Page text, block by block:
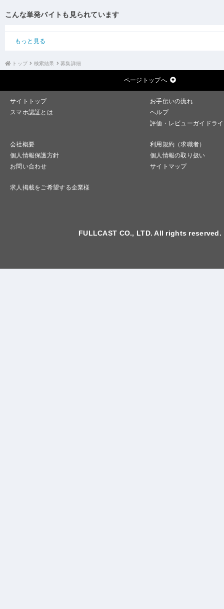
こんな単発バイトも見られています
もっと見る
トップ 検索結果 募集詳細
ページトップへ
サイトトップ
お手伝いの流れ
スマホ認証とは
ヘルプ
評価・レビューガイドラ
会社概要
利用規約（求職者）
個人情報保護方針
個人情報の取り扱い
お問い合わせ
サイトマップ
求人掲載をご希望する企業様
FULLCAST CO., LTD. All rights reserved.